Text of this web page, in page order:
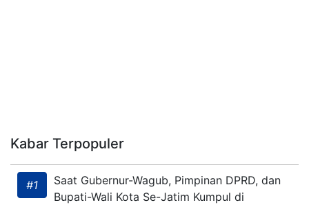
Kabar Terpopuler
#1
Saat Gubernur-Wagub, Pimpinan DPRD, dan
Bupati-Wali Kota Se-Jatim Kumpul di